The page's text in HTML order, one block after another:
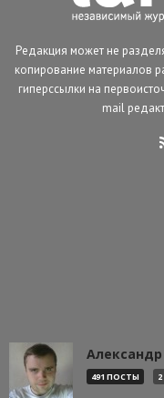
Редакция может не
копирование материалов
гиперссылки на
mail
491 ПОСТЫ